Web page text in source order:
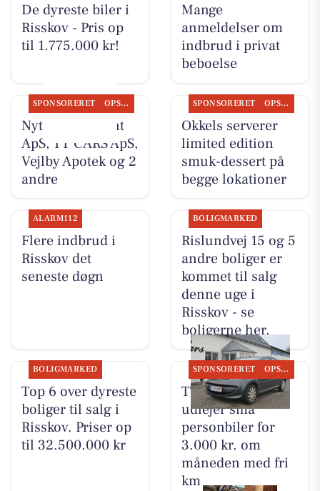
De dyreste biler i
Risskov - Pris op
til 1.775.000 kr!
Mange
anmeldelser om
indbrud i privat
beboelse
SPONSORERET OPSLAGSTAVLEN
Nyt fra Fairpaint
ApS, TT CARS ApS,
Vejlby Apotek og 2
andre
SPONSORERET OPSLAGSTAVLEN
Okkels serverer
limited edition
smuk-dessert på
begge lokationer
ALARM112
Flere indbrud i
Risskov det
seneste døgn
BOLIGMARKED
Rislundvej 15 og 5
andre boliger er
kommet til salg
denne uge i
Risskov - se
boligerne her.
BOLIGMARKED
Top 6 over dyreste
boliger til salg i
Risskov. Priser op
til 32.500.000 kr
SPONSORERET OPSLAGSTAVLEN
TT CARS ApS
udlejer små
personbiler for
3.000 kr. om
måneden med fri
km